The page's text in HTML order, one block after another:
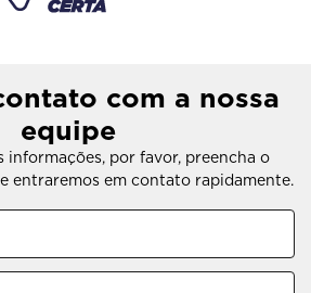
com a nossa
equipe
informações, por favor, preencha o
entraremos em contato rapidamente.